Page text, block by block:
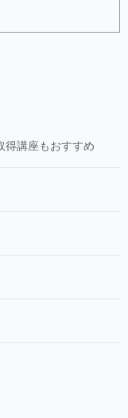
得講座もおすすめ